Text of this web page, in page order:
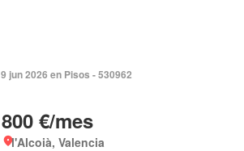
9 jun 2026 en Pisos - 530962
800 €/mes
l'Alcoià, Valencia